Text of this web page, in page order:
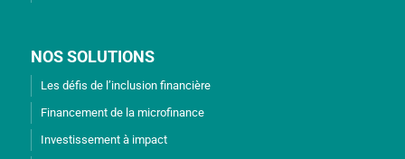
NOS SOLUTIONS
Les défis de l’inclusion financière
Financement de la microfinance
Investissement à impact